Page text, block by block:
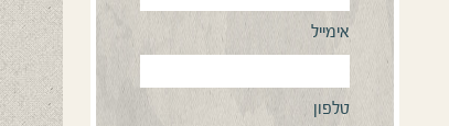
אימייל
טלפון